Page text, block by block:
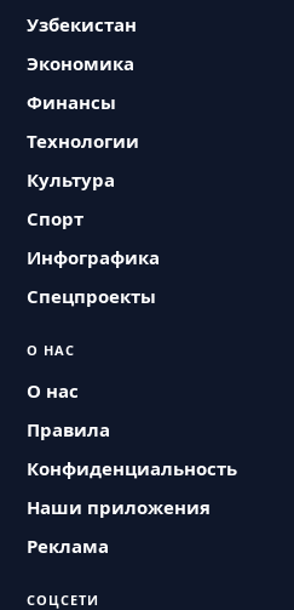
Узбекистан
Экономика
Финансы
Технологии
Культура
Спорт
Инфографика
Спецпроекты
О НАС
О нас
Правила
Конфиденциальность
Наши приложения
Реклама
СОЦСЕТИ